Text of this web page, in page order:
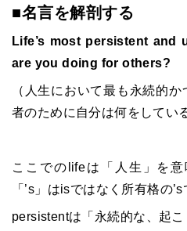
■名言を解剖する
Life’s most persistent and
are you doing for others?
（人生において最も永続的
者のために自分は何をしてい
ここでのlifeは「人生」を
「’s」はisではなく所有格の’s
persistentは「永続的な、起